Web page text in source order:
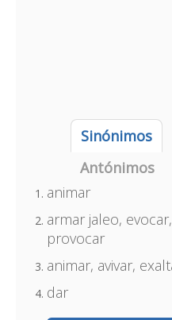
Sinónimos
Antónimos
animar
armar jaleo,
provocar
animar, avivar,
dar